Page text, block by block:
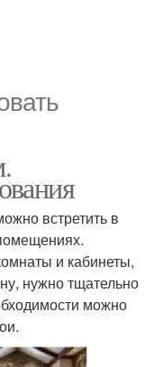
встретить в
и кабинеты,
нужно тщательно
можно